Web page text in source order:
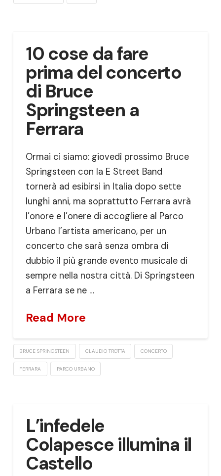
10 cose da fare
prima del concerto
di Bruce
Springsteen a
Ferrara
Ormai ci siamo: giovedì prossimo Bruce
Springsteen con la E Street Band
tornerà ad esibirsi in Italia dopo sette
lunghi anni, ma soprattutto Ferrara avrà
l’onore e l’onere di accogliere al Parco
Urbano l’artista americano, per un
concerto che sarà senza ombra di
dubbio il più grande evento musicale di
sempre nella nostra città. Di Springsteen
a Ferrara se ne …
Read More
BRUCE SPRINGSTEEN CLAUDIO TROTTA CONCERTO
FERRARA PARCO URBANO
L’infedele
Colapesce illumina il
Castello